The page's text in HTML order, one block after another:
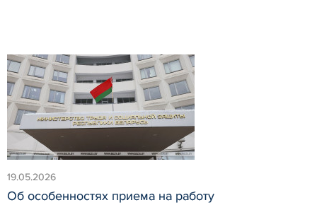
19.05.2026
Об особенностях приема на работу